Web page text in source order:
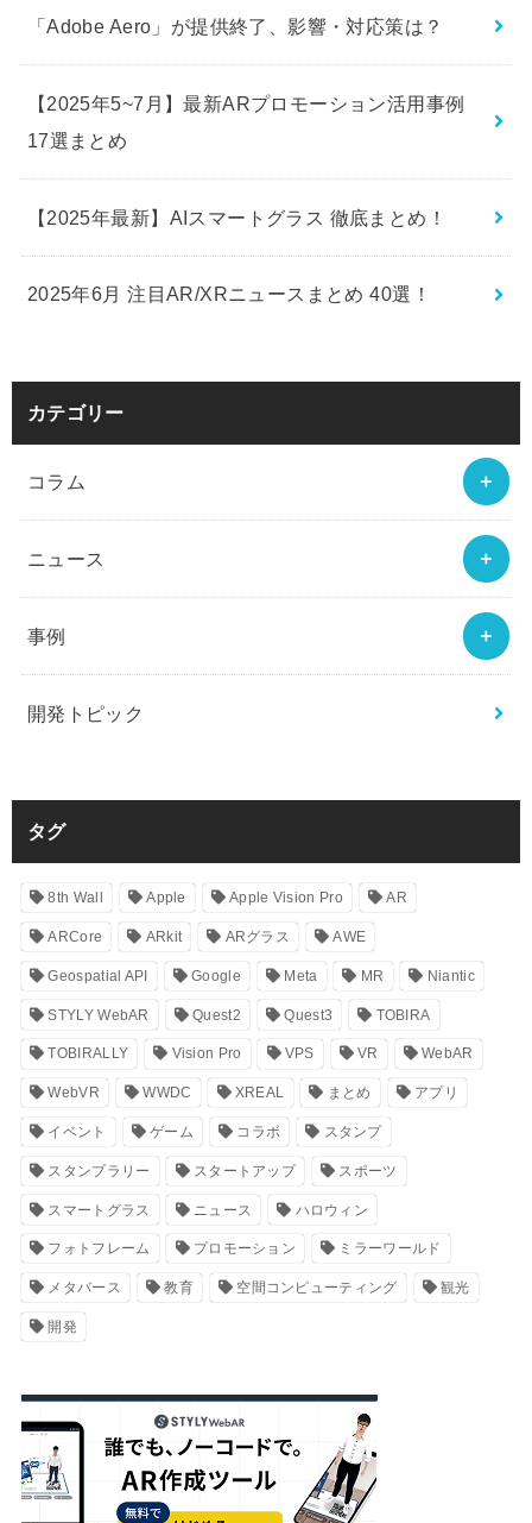
「Adobe Aero」が提供終了、影響・対応策は？
【2025年5~7月】最新ARプロモーション活用事例
17選まとめ
【2025年最新】AIスマートグラス 徹底まとめ！
2025年6月 注目AR/XRニュースまとめ 40選！
カテゴリー
コラム
ニュース
事例
開発トピック
タグ
8th Wall Apple Apple Vision Pro AR
ARCore ARkit ARグラス AWE
Geospatial API Google Meta MR Niantic
STYLY WebAR Quest2 Quest3 TOBIRA
TOBIRALLY Vision Pro VPS VR WebAR
WebVR WWDC XREAL まとめ アプリ
イベント ゲーム コラボ スタンプ
スタンプラリー スタートアップ スポーツ
スマートグラス ニュース ハロウィン
フォトフレーム プロモーション ミラーワールド
メタバース 教育 空間コンピューティング 観光
開発